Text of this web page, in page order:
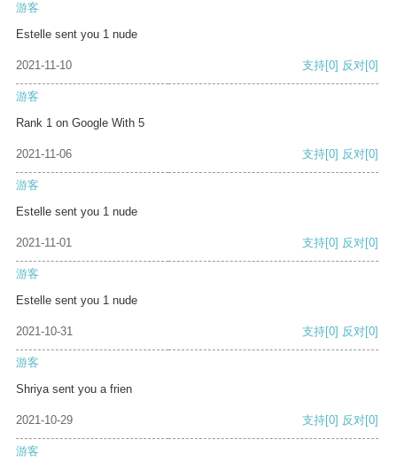
游客
Estelle sent you 1 nude
2021-11-10 支持[0] 反对[0]
游客
Rank 1 on Google With 5
2021-11-06 支持[0] 反对[0]
游客
Estelle sent you 1 nude
2021-11-01 支持[0] 反对[0]
游客
Estelle sent you 1 nude
2021-10-31 支持[0] 反对[0]
游客
Shriya sent you a frien
2021-10-29 支持[0] 反对[0]
游客